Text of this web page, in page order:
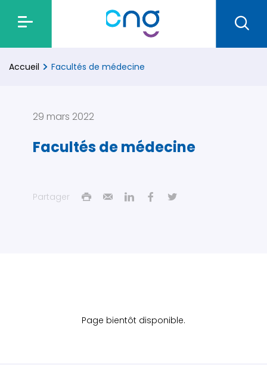
Accueil Facultés de médecine
29 mars 2022
Facultés de médecine
Partager
Page bientôt disponible.